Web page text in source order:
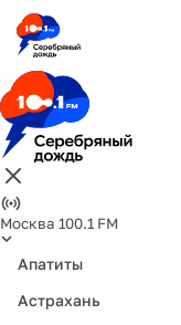
Москва 100.1 FM
Апатиты
Астрахань